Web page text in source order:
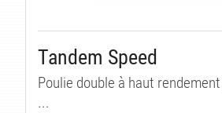
Tandem Speed
Poulie double à haut
...